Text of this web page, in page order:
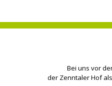
Bei uns vor
der Zenntaler Hof